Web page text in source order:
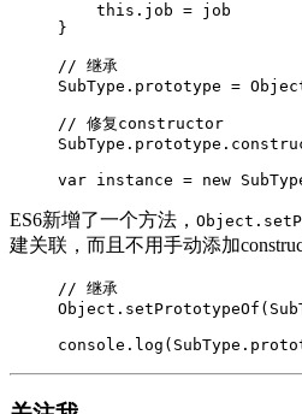
    this.job = job
}
// 继承
SubType.prototype =
// 修复constructor
var instance = new
ES6新增了一个方法，
建关联，而且不用手动添加
// 继承